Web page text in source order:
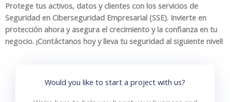
Protege tus activos, datos y clientes con los servicios de
Seguridad en Ciberseguridad Empresarial (SSE). Invierte en
protección ahora y asegura el crecimiento y la confianza en tu
negocio. ¡Contáctanos hoy y lleva tu seguridad al siguiente nivel!
Would you like to start a project with us?